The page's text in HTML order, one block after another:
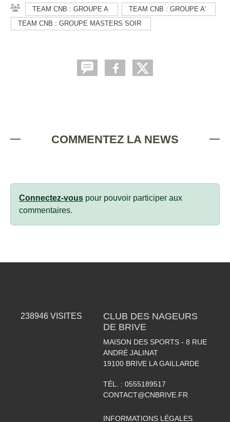
TEAM CNB : GROUPE A
TEAM CNB : GROUPE A'
TEAM CNB : GROUPE MASTERS SOIR
COMMENTEZ LA NEWS
Connectez-vous pour pouvoir participer aux
commentaires.
238946 VISITES
CLUB DES NAGEURS
DE BRIVE
MAISON DES SPORTS - 8 RUE
ANDRÉ JALINAT
19100 BRIVE LA GAILLARDE
TÉL. : 0555189517
CONTACT@CNBRIVE.FR
INFORMATIONS LÉGALES